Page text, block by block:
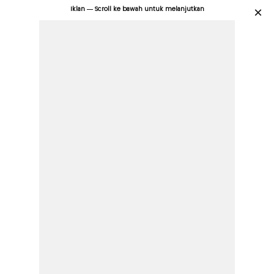
Iklan — Scroll ke bawah untuk melanjutkan ×